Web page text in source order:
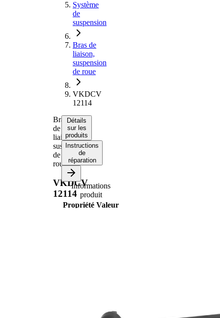
Système
de
suspension
Bras de
liaison,
suspension
de roue
VKDCV
12114
Bras
de
liaison,
suspension
de
roue
VKDCV
12114
Détails
sur les
produits
Instructions
de
réparation
Informations
produit
Propriété Valeur